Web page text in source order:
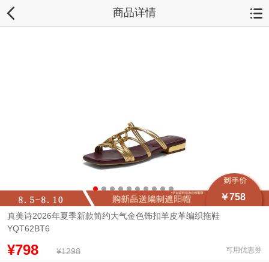
商品详情
￥758
真美诗2026年夏季新款简约大气金色饰扣羊皮革编织拖鞋
YQT62BT6
¥798 ¥1298 可用优惠券